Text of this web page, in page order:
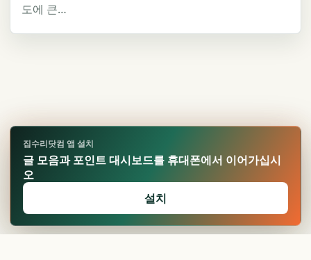
도에 큰…
집수리닷컴 앱 설치
글 모음과 포인트 대시보드를 휴대폰에서 이어가십시
오
설치